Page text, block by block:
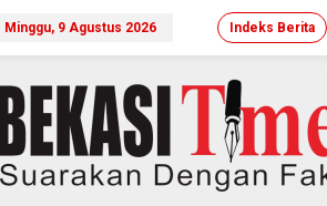
Minggu, 9 Agustus 2026 Indeks Berita